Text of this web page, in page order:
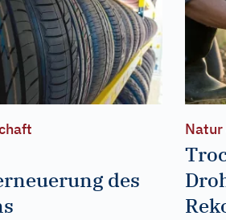
des